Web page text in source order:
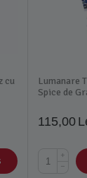
cu
Lumanare
Spice de
115,00
+
−